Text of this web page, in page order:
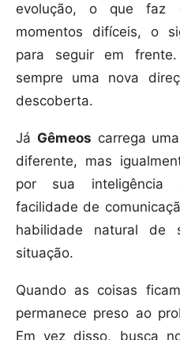
evolução, o que faz
momentos difíceis, o
para seguir em
sempre uma nova
descoberta.
Já Gêmeos carrega
diferente, mas
por sua inteligência
facilidade de
habilidade natural de
situação.
Quando as coisas
permanece preso ao
Em vez disso, busca